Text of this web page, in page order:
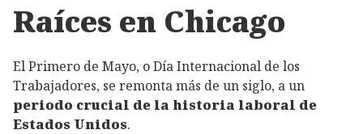
Raíces en Chicago
El Primero de Mayo, o Día Internacional de los
Trabajadores, se remonta más de un siglo, a un
periodo crucial de la historia laboral de
Estados Unidos.